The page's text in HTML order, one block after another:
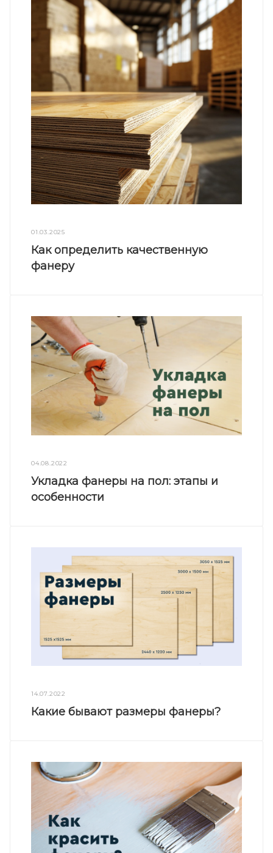
01.03.2025
Как определить качественную
фанеру
04.08.2022
Укладка фанеры на пол: этапы и
особенности
14.07.2022
Какие бывают размеры фанеры?